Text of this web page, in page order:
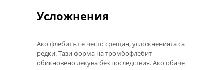
Усложнения
Ако флебитът е често срещан, усложненията са
редки. Тази форма на тромбофлебит
обикновено лекува без последствия. Ако обаче